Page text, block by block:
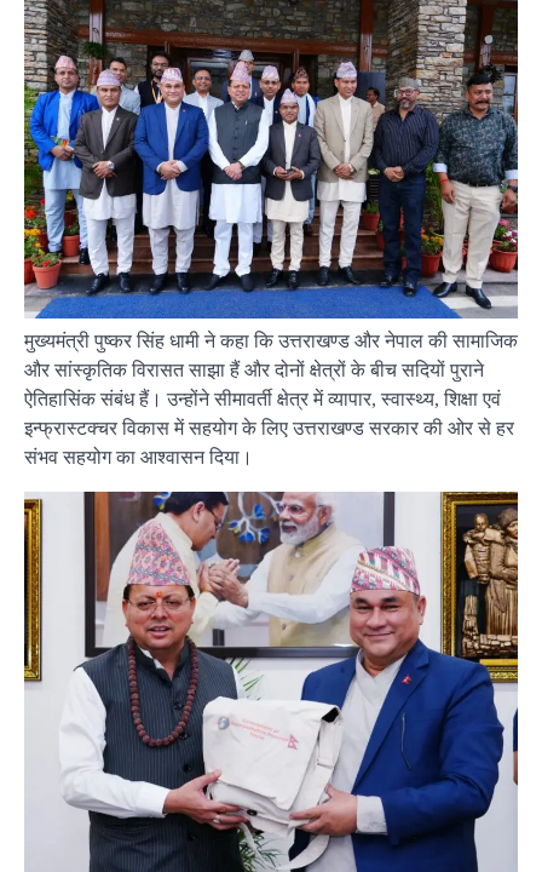
मुख्यमंत्री पुष्कर सिंह धामी ने कहा कि उत्तराखण्ड और नेपाल की सामाजिक
और सांस्कृतिक विरासत साझा हैं और दोनों क्षेत्रों के बीच सदियों पुराने
ऐतिहासिंक संबंध हैं। उन्होंने सीमावर्ती क्षेत्र में व्यापार, स्वास्थ्य, शिक्षा एवं
इन्फ्रास्टक्चर विकास में सहयोग के लिए उत्तराखण्ड सरकार की ओर से हर
संभव सहयोग का आश्वासन दिया।